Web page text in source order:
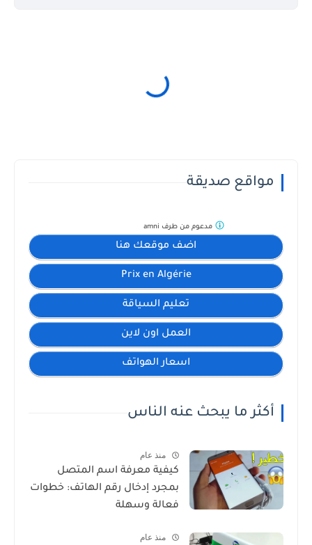
مواقع صديقة
اضف موقعك هنا
Prix en Algérie
تعليم السياقة
العمل اون لاين
اسعار الهواتف
مدعوم من طرف amni
أكثر ما يبحث عنه الناس
منذ عام
كيفية معرفة اسم المتصل
بمجرد إدخال رقم الهاتف: خطوات
فعالة وسهلة
منذ عام